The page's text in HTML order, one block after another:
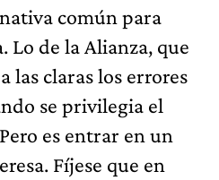
común para
Lo de la Alianza, que
las claras los errores
se privilegia el
es entrar en un
Fíjese que en